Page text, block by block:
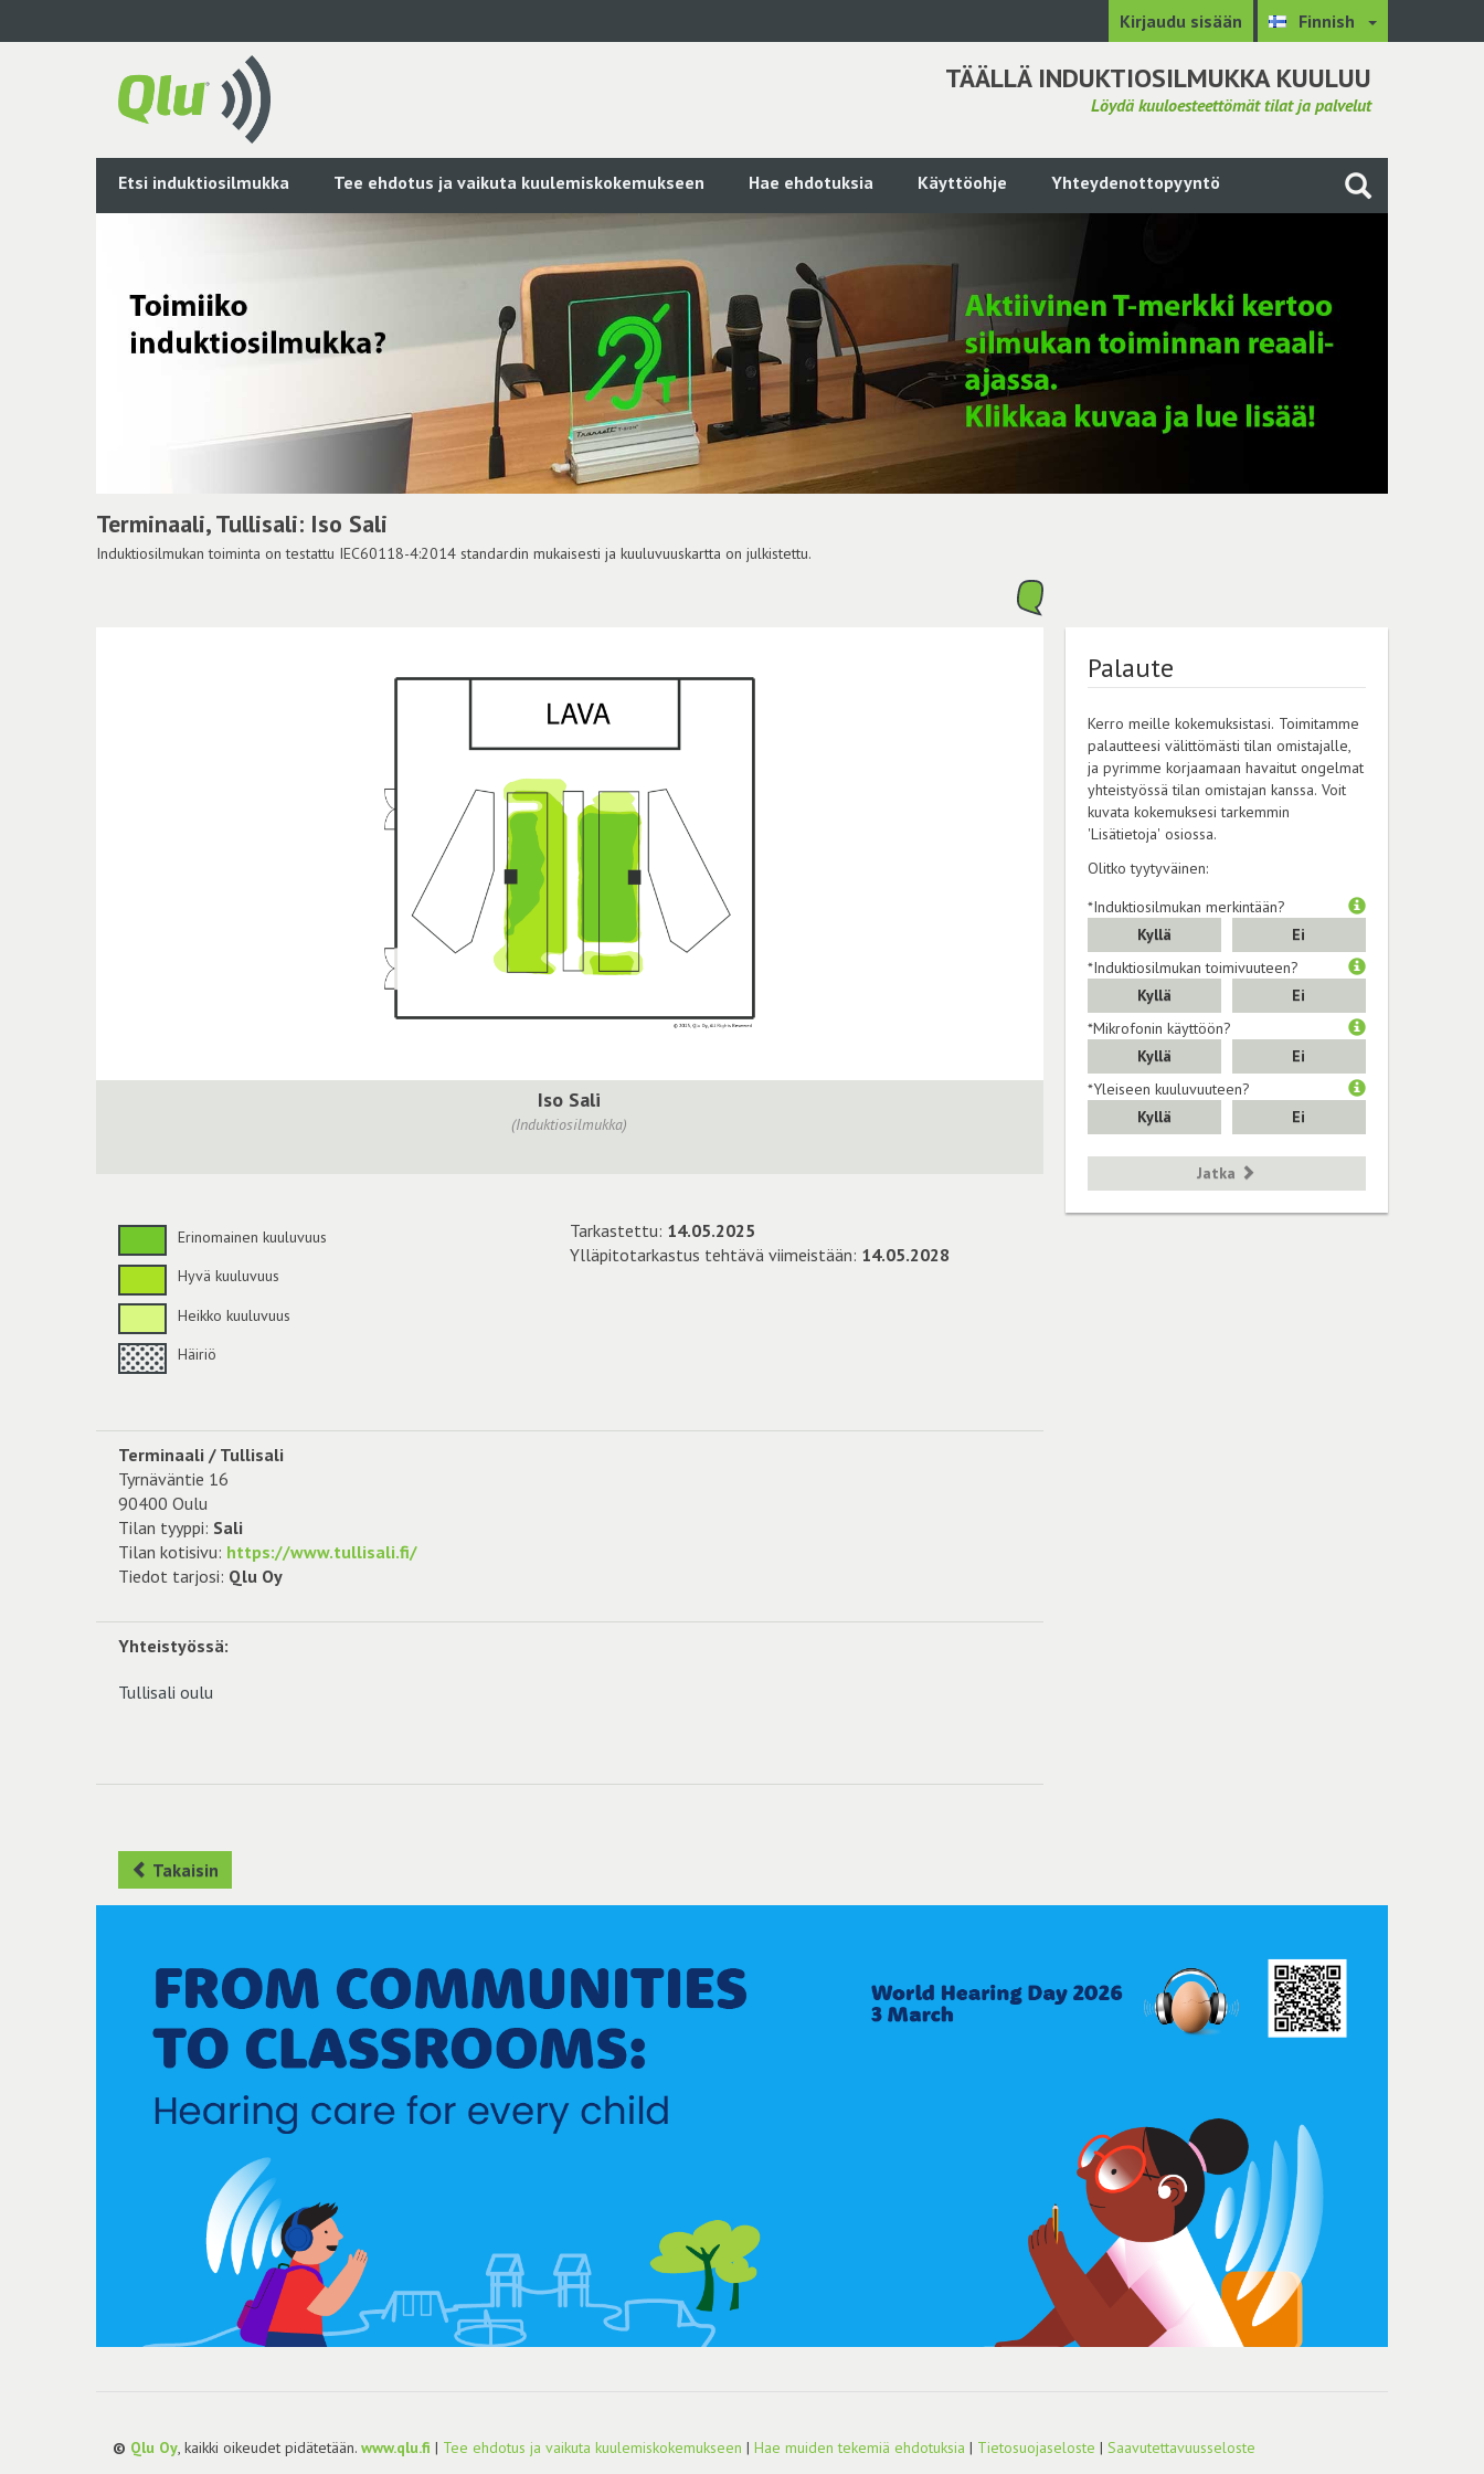
Kirjaudu sisään Finnish
TÄÄLLÄ INDUKTIOSILMUKKA KUULUU
Löydä kuuloesteettömät tilat ja palvelut
Etsi induktiosilmukka Tee ehdotus ja vaikuta kuulemiskokemukseen Hae ehdotuksia Käyttöohje Yhteydenottopyyntö
Terminaali, Tullisali: Iso Sali
Induktiosilmukan toiminta on testattu IEC60118-4:2014 standardin mukaisesti ja kuuluvuuskartta on julkistettu.
Iso Sali
(Induktiosilmukka)
Erinomainen kuuluvuus
Hyvä kuuluvuus
Heikko kuuluvuus
Häiriö
Tarkastettu: 14.05.2025
Ylläpitotarkastus tehtävä viimeistään: 14.05.2028
Terminaali / Tullisali
Tyrnäväntie 16
90400 Oulu
Tilan tyyppi: Sali
Tilan kotisivu: https://www.tullisali.fi/
Tiedot tarjosi: Qlu Oy
Yhteistyössä:
Tullisali oulu
Palaute
Kerro meille kokemuksistasi. Toimitamme
palautteesi välittömästi tilan omistajalle,
ja pyrimme korjaamaan havaitut ongelmat
yhteistyössä tilan omistajan kanssa. Voit
kuvata kokemuksesi tarkemmin
'Lisätietoja' osiossa.
Olitko tyytyväinen:
*Induktiosilmukan merkintään?
Kyllä
Ei
*Induktiosilmukan toimivuuteen?
Kyllä
Ei
*Mikrofonin käyttöön?
Kyllä
Ei
*Yleiseen kuuluvuuteen?
Kyllä
Ei
Jatka
Takaisin
© Qlu Oy , kaikki oikeudet pidätetään. www.qlu.fi | Tee ehdotus ja vaikuta kuulemiskokemukseen | Hae muiden tekemiä ehdotuksia | Tietosuojaseloste | Saavutettavuusseloste